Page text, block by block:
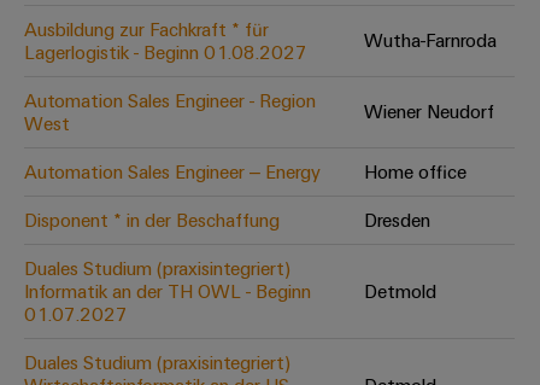
für
klimafreundliche
im
Schiffbau
Verbindungslösungen
die
maritime
Industrie
Wasseraufbereitung
Services
Equipment
(OEM)
Services
Industrial
Platform
easyConnect
Werkstatt
&
Ausbildung zur Fachkraft * für
Lagerlogistik - Beginn 01.08.2027
Wutha-Farnroda
Automation Sales Engineer - Region
West
Wiener Neudorf
Automation Sales Engineer – Energy
Home office
Disponent * in der Beschaffung
Dresden
Duales Studium (praxisintegriert)
Informatik an der TH OWL - Beginn
01.07.2027
Detmold
Duales Studium (praxisintegriert)